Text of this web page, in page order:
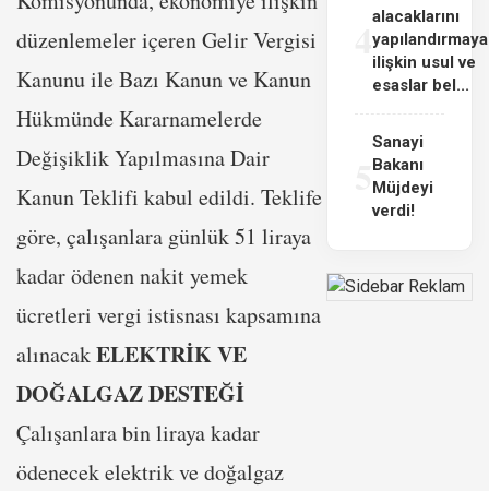
düzenlemeler içeren Gelir Vergisi
Kanunu ile Bazı Kanun ve Kanun
Hükmünde Kararnamelerde
Değişiklik Yapılmasına Dair
Kanun Teklifi kabul edildi. Teklife
göre, çalışanlara günlük 51 liraya
kadar ödenen nakit yemek
ücretleri vergi istisnası kapsamına
alınacakELEKTRİK VE
DOĞALGAZ DESTEĞİ
Çalışanlara bin liraya kadar
ödenecek elektrik ve doğalgaz
4alacaklarını
yapılandırmaya
ilişkin usul ve
esaslar bel...
Sanayi
Bakanı
Müjdeyi
verdi!